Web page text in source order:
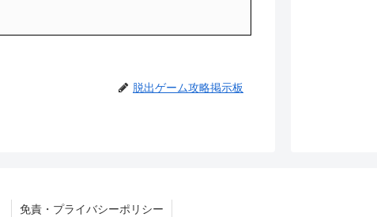
脱出ゲーム攻略掲示板
免責・プライバシーポリシー